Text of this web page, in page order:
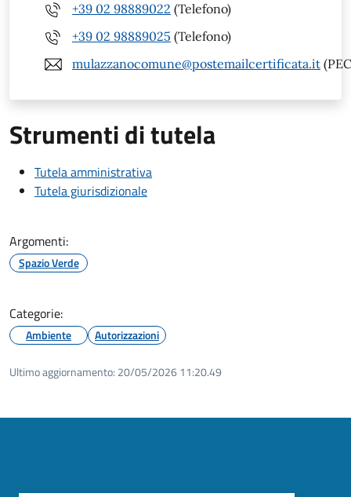
+39 02 98889022 (Telefono)
+39 02 98889025 (Telefono)
mulazzanocomune@postemailcertificata.it
Strumenti di tutela
Tutela amministrativa
Tutela giurisdizionale
Argomenti:
Spazio Verde
Categorie:
Ambiente Autorizzazioni
Ultimo aggiornamento: 20/05/2026 11:20.49